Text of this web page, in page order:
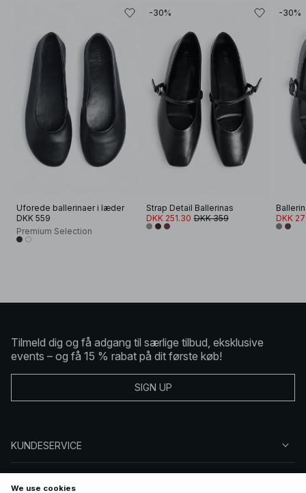
Uforede ballerinaer i læder
DKK 559
Premium Selection
-30%
Strap Detail Ballerinas
DKK 251.30 DKK 359
-30%
DKK
Tilmeld dig og få adgang til særlige tilbud, eksklusive
events – og få 15 % rabat på dit første køb!
SIGN UP
KUNDESERVICE